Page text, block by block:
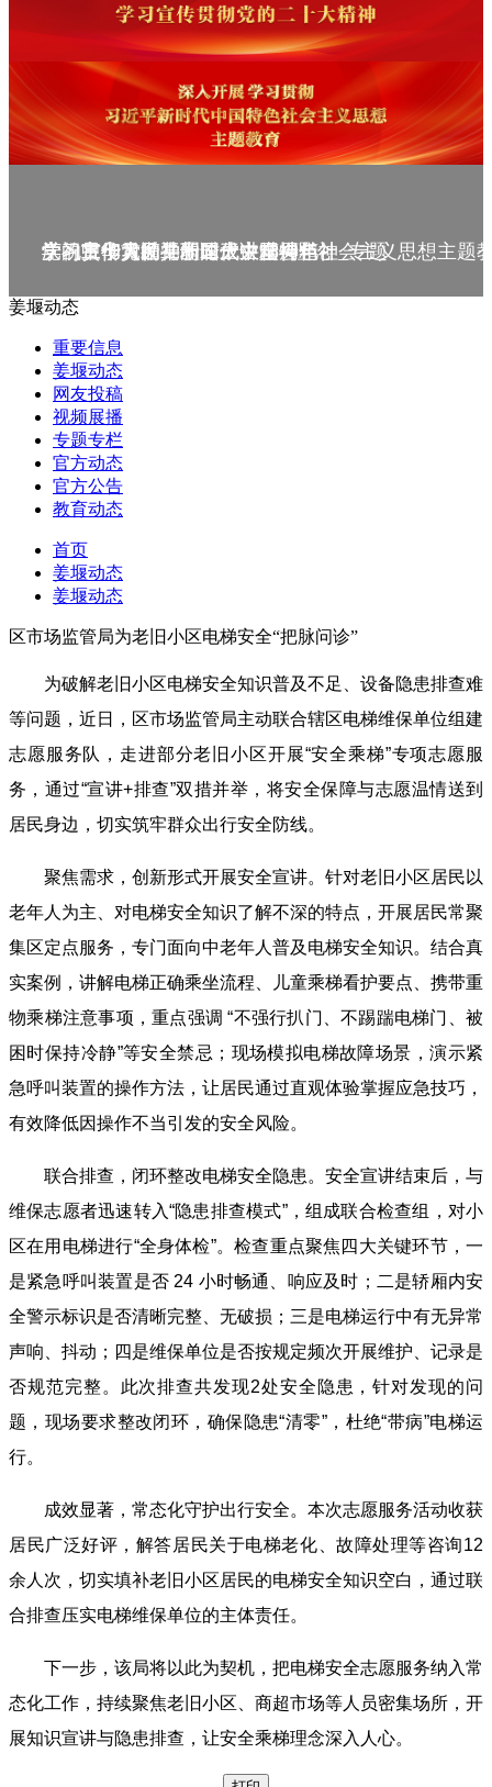
庆祝中华人民共和国成立75周年
学习贯彻党的二十届三中全会精神_专题
党的二十大精神理论大讲堂--理论
学习宣传贯彻党的二十大精神
学习贯彻习近平新时代中国特色社会主义思想主题
姜堰动态
重要信息
姜堰动态
网友投稿
视频展播
专题专栏
官方动态
官方公告
教育动态
首页
姜堰动态
姜堰动态
区市场监管局为老旧小区电梯安全“把脉问诊”
为破解老旧小区电梯安全知识普及不足、设备隐患排查难
等问题，近日，区市场监管局主动联合辖区电梯维保单位组建
志愿服务队，走进部分老旧小区开展“安全乘梯”专项志愿服
务，通过“宣讲+排查”双措并举，将安全保障与志愿温情送到
居民身边，切实筑牢群众出行安全防线。
聚焦需求，创新形式开展安全宣讲。针对老旧小区居民以
老年人为主、对电梯安全知识了解不深的特点，开展居民常聚
集区定点服务，专门面向中老年人普及电梯安全知识。结合真
实案例，讲解电梯正确乘坐流程、儿童乘梯看护要点、携带重
物乘梯注意事项，重点强调 “不强行扒门、不踢踹电梯门、被
困时保持冷静”等安全禁忌；现场模拟电梯故障场景，演示紧
急呼叫装置的操作方法，让居民通过直观体验掌握应急技巧，
有效降低因操作不当引发的安全风险。
联合排查，闭环整改电梯安全隐患。安全宣讲结束后，与
维保志愿者迅速转入“隐患排查模式”，组成联合检查组，对小
区在用电梯进行“全身体检”。检查重点聚焦四大关键环节，一
是紧急呼叫装置是否 24 小时畅通、响应及时；二是轿厢内安
全警示标识是否清晰完整、无破损；三是电梯运行中有无异常
声响、抖动；四是维保单位是否按规定频次开展维护、记录是
否规范完整。此次排查共发现2处安全隐患，针对发现的问
题，现场要求整改闭环，确保隐患“清零”，杜绝“带病”电梯运
行。
成效显著，常态化守护出行安全。本次志愿服务活动收获
居民广泛好评，解答居民关于电梯老化、故障处理等咨询12
余人次，切实填补老旧小区居民的电梯安全知识空白，通过联
合排查压实电梯维保单位的主体责任。
下一步，该局将以此为契机，把电梯安全志愿服务纳入常
态化工作，持续聚焦老旧小区、商超市场等人员密集场所，开
展知识宣讲与隐患排查，让安全乘梯理念深入人心。